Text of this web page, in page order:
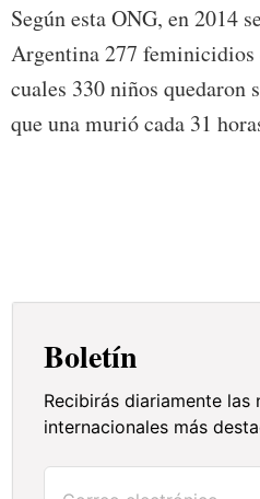
Según esta ONG, en 2014
Argentina 277 feminicidios
cuales 330 niños quedaron
que una murió cada 31
Boletín
Recibirás diariamente las
internacionales más